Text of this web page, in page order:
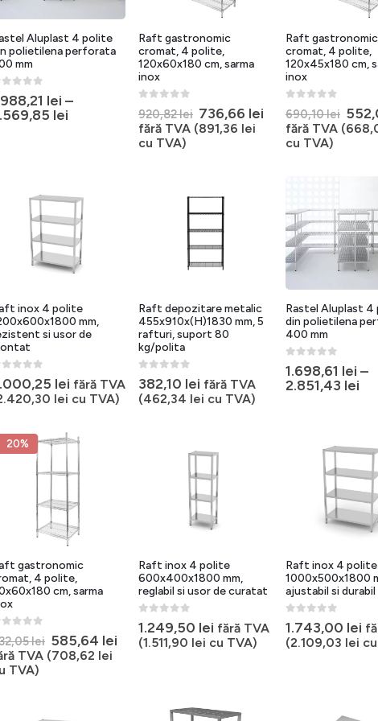
Aluplast 4 polite
polietilena perforata
mm
out of 5 lei –
lei
Raft gastronomic
cromat, 4 polite,
120x60x180 cm, sarma
inox
920,82lei Prețul
inițial
736,66 lei Prețul
curent
este:
fără TVA (891,36 lei
cu TVA)
Raft gastronomic
cromat, 4 polite,
120x45x180 cm,
inox
690,10lei
fără TVA (
cu TVA)
inox 4 polite
mm,
si usor de
of 5 lei fără TVA
lei cu TVA)
Raft depozitare metalic
455x910x(H)1830 mm, 5
rafturi, suport 80
kg/polita
0out of 5
382,10 lei fără TVA
(462,34 lei cu TVA)
Rastel Aluplast
din polietilena
400 mm
0 out of 5
1.698,61 lei –
2.851,43 lei
20%
gastronomic
4 polite,
cm, sarma
lei Prețul
inițial
585,64 lei Prețul
curent
TVA (708,62 lei
TVA)
Raft inox 4 polite
600x400x1800 mm,
reglabil si usor de curatat
0 out of 5
1.249,50 lei fără TVA
(1.511,90 lei cu TVA)
Raft inox 4 polite
1000x500x1800
ajustabil si durabil
0 out of 5
1.743,00 lei
(2.109,03 lei